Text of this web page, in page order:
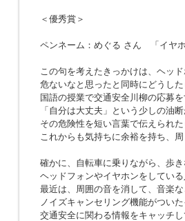
＜優秀賞＞
ペンネーム：めぐる さん 「イヤ
この句を考えたきっかけは、ヘッ
危ないなと思ったと同時にどうし
国語の授業で交通安全川柳の応募を
「自分は大丈夫」という少しの油
その危険性を短い言葉で伝えられ
これからも気持ちに余裕を持ち、
確かに、自転車に乗りながら、歩き
ヘッドフォンやイヤホンをしてい
最近は、周囲の音を消して、音楽
ノイズキャンセリング機能がついた
交通安全に関わる情報をキャッチし